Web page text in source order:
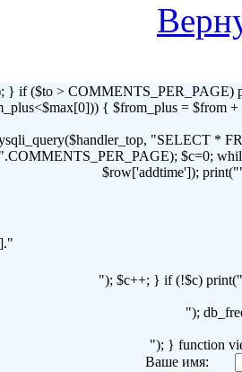
} if ($to > COMMENTS_PER_PAGE)
{ $from_plus = $from
"SELECT *
$c=0;
$row['addtime']);
"); $c++; } if (!$c)
");
"); } function
Ваше имя: